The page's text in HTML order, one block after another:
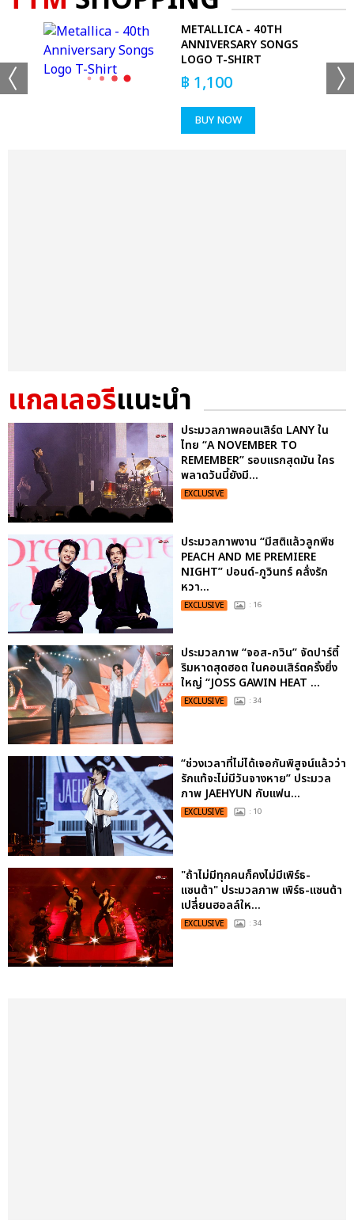
METALLICA - 40TH
ANNIVERSARY SONGS
LOGO T-SHIRT
฿ 1,100
BUY NOW
แกลเลอรีแนะนำ
ประมวลภาพคอนเสิร์ต LANY ใน
ไทย “A NOVEMBER TO
REMEMBER” รอบแรกสุดมัน ใคร
พลาดวันนี้ยังมี...
EXCLUSIVE
ประมวลภาพงาน “มีสติแล้วลูกพีช
PEACH AND ME PREMIERE
NIGHT” ปอนด์-ภูวินทร์ คลั่งรัก
หวา...
EXCLUSIVE : 16
ประมวลภาพ “จอส-กวิน” จัดปาร์ตี้
ริมหาดสุดฮอต ในคอนเสิร์ตครั้งยิ่ง
ใหญ่ “JOSS GAWIN HEAT ...
EXCLUSIVE : 34
“ช่วงเวลาที่ไม่ได้เจอกันพิสูจน์แล้วว่า
รักแท้จะไม่มีวันจางหาย” ประมวล
ภาพ JAEHYUN กับแฟน...
EXCLUSIVE : 10
"ถ้าไม่มีทุกคนก็คงไม่มีเพิร์ธ-
แซนต้า" ประมวลภาพ เพิร์ธ-แซนต้า
เปลี่ยนฮอลล์ให...
EXCLUSIVE : 34